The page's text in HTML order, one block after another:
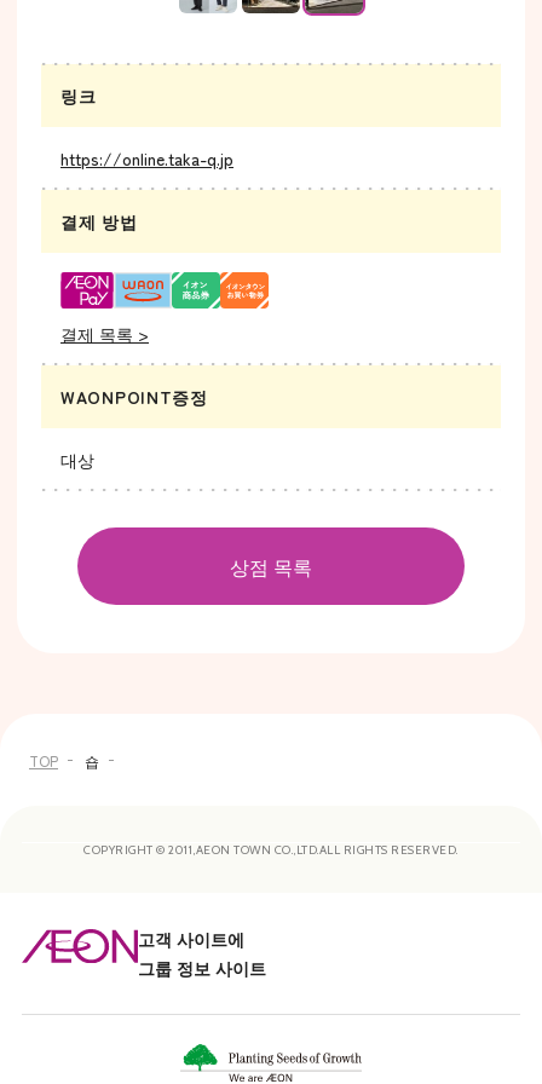
링크
https://online.taka-q.jp
결제 방법
결제 목록 >
WAONPOINT증정
대상
상점 목록
TOP 숍
COPYRIGHT © 2011,AEON TOWN CO.,LTD.ALL RIGHTS RESERVED.
고객 사이트에
그룹 정보 사이트